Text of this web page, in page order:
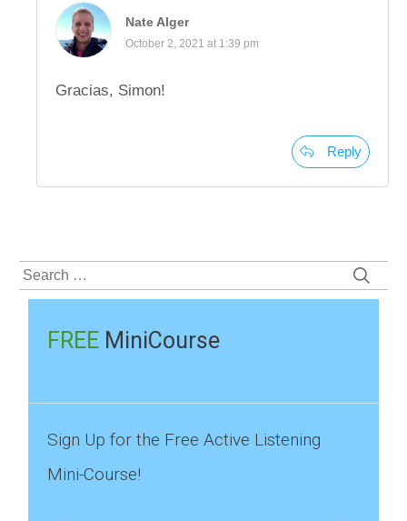
Nate Alger
October 2, 2021 at 1:39 pm
Gracias, Simon!
Reply
Search
for:
FREE MiniCourse
Sign Up for the Free Active Listening
Mini-Course!